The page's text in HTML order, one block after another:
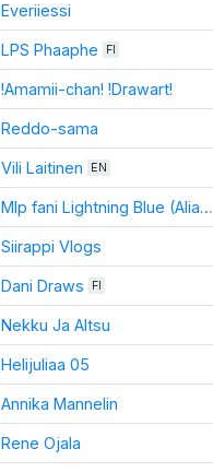
Everiiessi
LPS Phaaphe FI
!Amamii-chan! !Drawart!
Reddo-sama
Vili Laitinen EN
Mlp fani Lightning Blue (Alia…
Siirappi Vlogs
Dani Draws FI
Nekku Ja Altsu
Helijuliaa 05
Annika Mannelin
Rene Ojala